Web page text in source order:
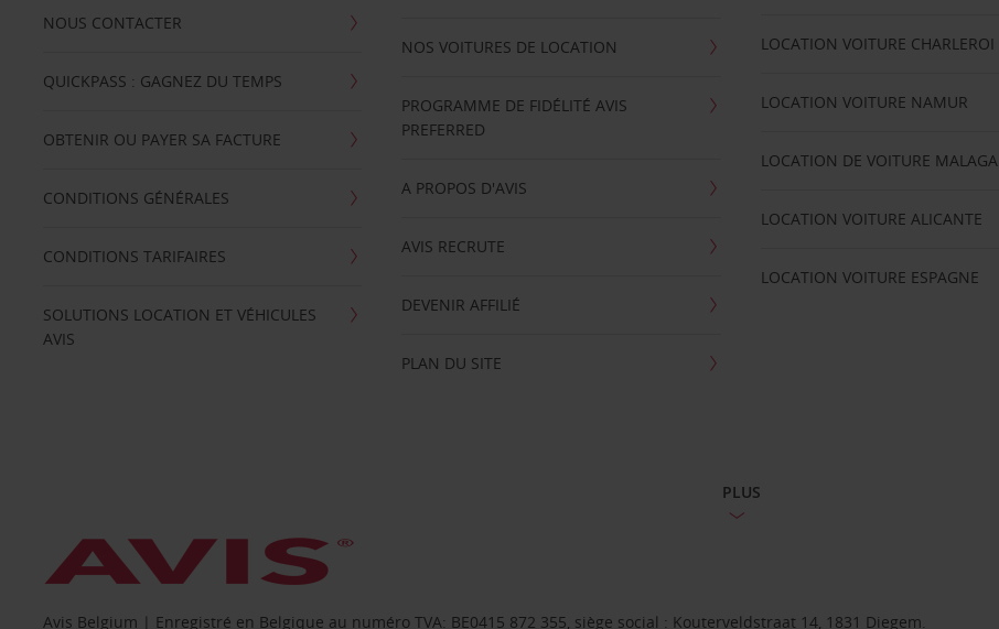
NOUS CONTACTER
QUICKPASS : GAGNEZ DU TEMPS
OBTENIR OU PAYER SA FACTURE
CONDITIONS GÉNÉRALES
CONDITIONS TARIFAIRES
SOLUTIONS LOCATION ET VÉHICULES
AVIS
NOS VOITURES DE LOCATION
PROGRAMME DE FIDÉLITÉ AVIS
PREFERRED
A PROPOS D'AVIS
AVIS RECRUTE
DEVENIR AFFILIÉ
PLAN DU SITE
LOCATION VOITURE CHARLEROI
LOCATION VOITURE NAMUR
LOCATION DE VOITURE MALAGA
LOCATION VOITURE ALICANTE
LOCATION VOITURE ESPAGNE
PLUS
Avis Belgium | Enregistré en Belgique au numéro TVA: BE0415 872 355, siège social : Kouterveldstraat 14, 1831 Diegem.